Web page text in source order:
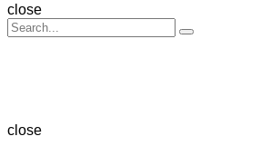
Search
close
Search
for:
Search
close